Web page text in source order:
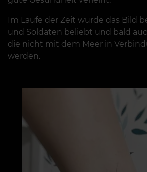
Im Laufe der Zeit wurde das Bild
und Soldaten beliebt und bald
die nicht mit dem Meer in
werden.